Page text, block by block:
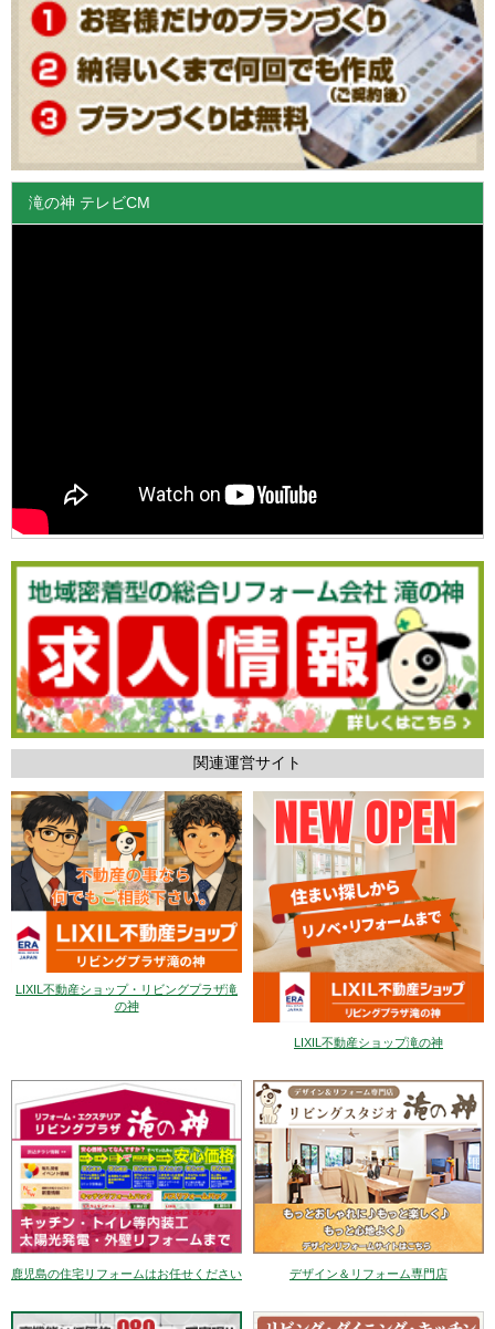
滝の神 テレビCM
関連運営サイト
LIXIL不動産ショップ・リビングプラザ滝
の神
LIXIL不動産ショップ滝の神
鹿児島の住宅リフォームはお任せください デザイン＆リフォーム専門店